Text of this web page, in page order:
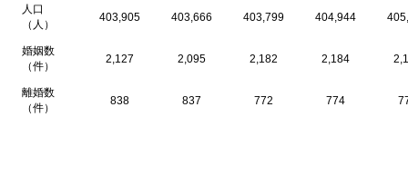
人口
（人）
403,905 403,666 403,799 404,944
婚姻数
（件）
2,127 2,095 2,182 2,184
離婚数
（件）
838 837 772 774